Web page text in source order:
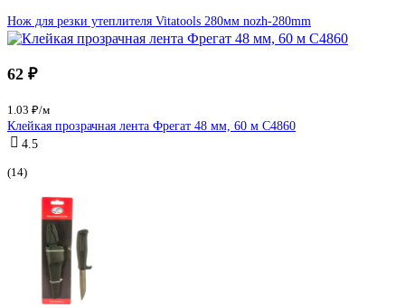
Нож для резки утеплителя Vitatools 280мм nozh-280mm
62 ₽
1.03 ₽/м
Клейкая прозрачная лента Фрегат 48 мм, 60 м С4860
4.5
(14)